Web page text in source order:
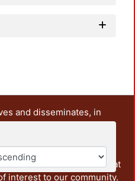
and disseminates, in
teaching and research
It also includes some
documents from the
from other institutions that
interest to our community.